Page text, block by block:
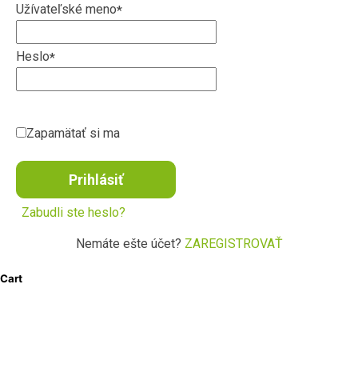
*
Užívateľské meno
*
Heslo
Zapamätať si ma
Prihlásiť
Zabudli ste heslo?
Nemáte ešte účet? ZAREGISTROVAŤ
Cart